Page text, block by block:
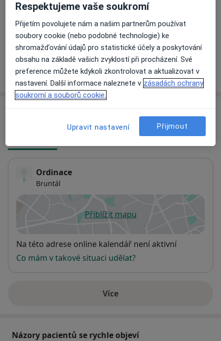
Informace o službách a cenách nejsou k dispozici
Tento specialista ještě nepřidával žádné informace o
svých službách.
Adresa 2
Ordinace
Bruntál
Přiblížit mapuse otevře v nové záložce
Dostupnost
Na této adrese online kalendář není aktivní
Co mám v takové situaci udělat?
Víceo adrese
Názory pacientů se rychle objeví
Respektujeme vaše soukromí
Přijetím povolujete nám a našim partnerům používat
soubory cookie (nebo podobné technologie) ke
shromažďování údajů pro statistické účely a poskytování
obsahu na základě vašich zvyklostí při procházení. Své
preference můžete kdykoli zkontrolovat a aktualizovat v
nastavení. Další informace naleznete v zásadách ochrany
soukromí a souborů cookie.
Upravit nastavení Přijmout